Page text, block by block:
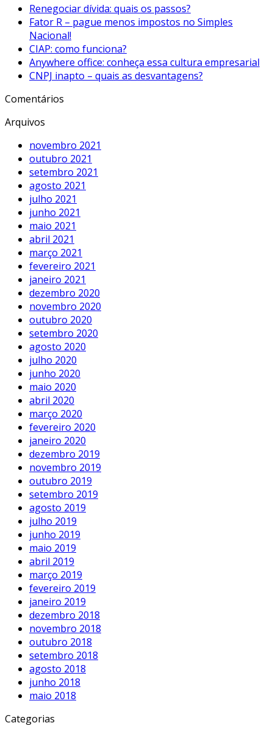
Renegociar dívida: quais os passos?
Fator R – pague menos impostos no Simples
Nacional!
CIAP: como funciona?
Anywhere office: conheça essa cultura empresarial
CNPJ inapto – quais as desvantagens?
Comentários
Arquivos
novembro 2021
outubro 2021
setembro 2021
agosto 2021
julho 2021
junho 2021
maio 2021
abril 2021
março 2021
fevereiro 2021
janeiro 2021
dezembro 2020
novembro 2020
outubro 2020
setembro 2020
agosto 2020
julho 2020
junho 2020
maio 2020
abril 2020
março 2020
fevereiro 2020
janeiro 2020
dezembro 2019
novembro 2019
outubro 2019
setembro 2019
agosto 2019
julho 2019
junho 2019
maio 2019
abril 2019
março 2019
fevereiro 2019
janeiro 2019
dezembro 2018
novembro 2018
outubro 2018
setembro 2018
agosto 2018
junho 2018
maio 2018
Categorias